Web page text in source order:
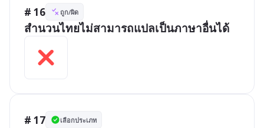
# 16 ถูก/ผิด
สำนวนไทยไม่สามารถแปลเป็นภาษาอื่นได้
# 17 เลือกประเภท